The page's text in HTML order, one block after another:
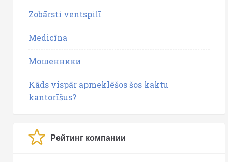
Zobārsti ventspilī
Medicīna
Мошенники
Kāds vispār apmeklēšos šos kaktu
kantorīšus?
Рейтинг компании